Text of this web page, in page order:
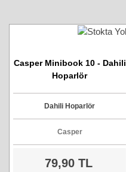
Casper Minibook 10 - Dahili
Hoparlör
Dahili Hoparlör
Casper
79,90 TL